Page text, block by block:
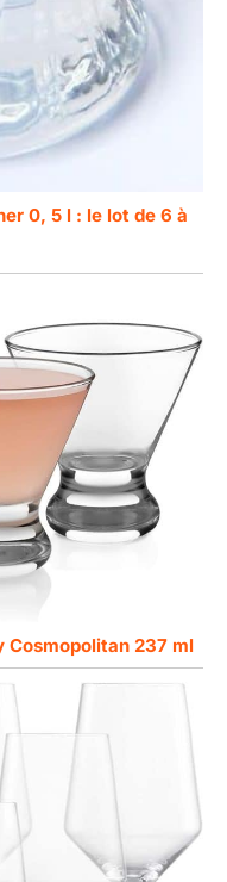
0, 5 l : le lot de 6 à
Cosmopolitan 237 ml